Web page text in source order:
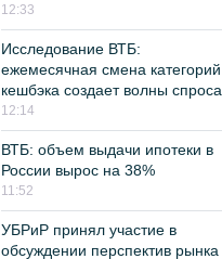
12:33
Исследование ВТБ:
ежемесячная смена категорий
кешбэка создает волны спроса
12:14
ВТБ: объем выдачи ипотеки в
России вырос на 38%
11:52
УБРиР принял участие в
обсуждении перспектив рынка